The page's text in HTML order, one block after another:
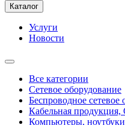
Каталог
Услуги
Новости
Все категории
Сетевое оборудование
Беспроводное сетевое
Кабельная
Компьютеры,